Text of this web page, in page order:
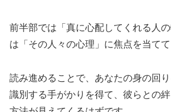
前半部では「真に心配してくれる人
は「その人々の心理」に焦点を当てて
読み進めることで、あなたの身の回
識別する手がかりを得て、彼らとの